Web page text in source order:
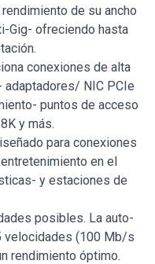
de su ancho
Gig- ofreciendo hasta
conexiones de alta
adaptadores/ NIC PCIe
puntos de acceso
y más.
para conexiones
en el
y estaciones de
posibles. La auto-
velocidades (100 Mb/s
rendimiento óptimo.